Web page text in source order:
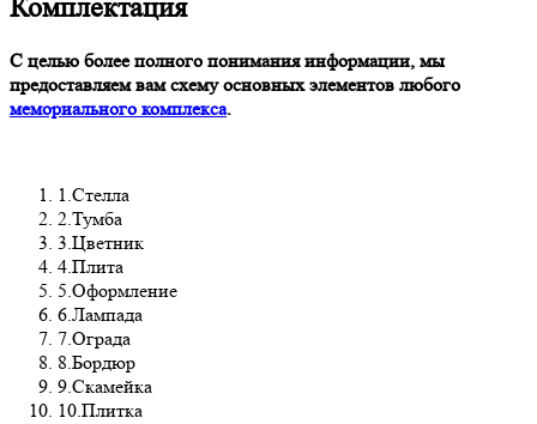
Комплектация
С целью более полного понимания информации, мы
предоставляем вам схему основных элементов любого
мемориального комплекса.
1.Стелла
2.Тумба
3.Цветник
4.Плита
5.Оформление
6.Лампада
7.Ограда
8.Бордюр
9.Скамейка
10.Плитка